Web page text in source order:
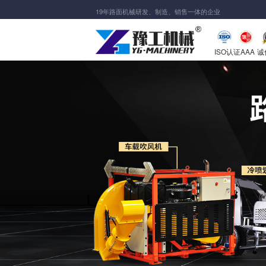
19年路面机械研发、制造、销售一体的企业
ISO认证AAA 诚